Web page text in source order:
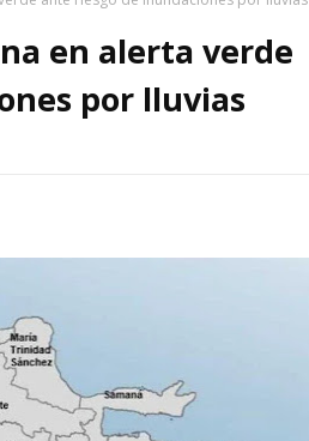
en alerta verde
por lluvias